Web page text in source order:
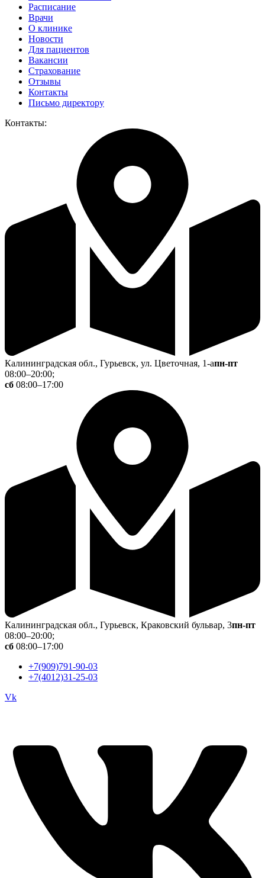
Расписание
Врачи
О клинике
Новости
Для пациентов
Вакансии
Страхование
Отзывы
Контакты
Письмо директору
Контакты:
Калининградская обл., Гурьевск, ул. Цветочная, 1-апн-пт
08:00–20:00;
сб 08:00–17:00
Калининградская обл., Гурьевск, Краковский бульвар, 3пн-пт
08:00–20:00;
сб 08:00–17:00
+7(909)791-90-03
+7(4012)31-25-03
Vk